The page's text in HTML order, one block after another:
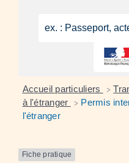
Accueil particuliers >
à l'étranger
> Permis
l'étranger
Fiche pratique